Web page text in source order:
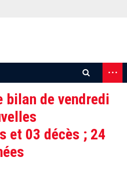
...
bilan de vendredi
et 03 décès ; 24